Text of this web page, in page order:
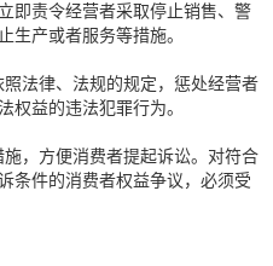
即责令经营者采取停止销售、警
生产或者服务等措施。
法律、法规的规定，惩处经营者
权益的违法犯罪行为。
，方便消费者提起诉讼。对符合
条件的消费者权益争议，必须受